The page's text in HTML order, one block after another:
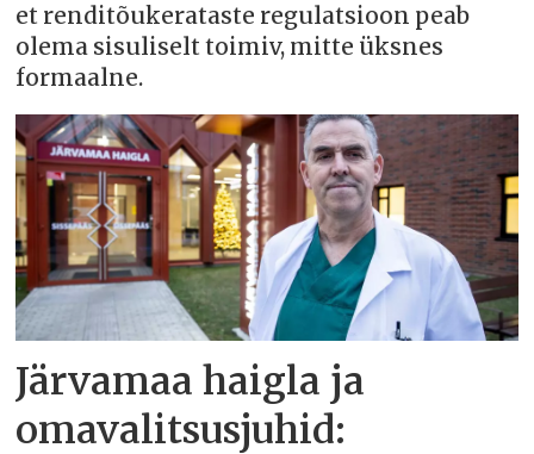
et renditõukerataste regulatsioon peab
olema sisuliselt toimiv, mitte üksnes
formaalne.
Järvamaa haigla ja
omavalitsusjuhid: